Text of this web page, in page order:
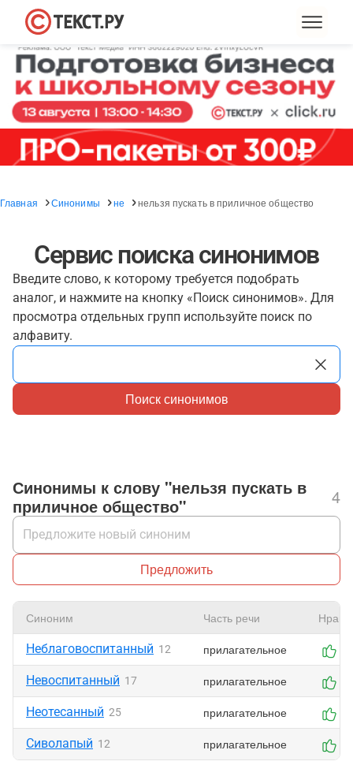
Главная Синонимы не нельзя пускать в приличное общество
Сервис поиска синонимов
Введите слово, к которому требуется подобрать
аналог, и нажмите на кнопку «Поиск синонимов». Для
просмотра отдельных групп используйте поиск по
алфавиту.
Поиск синонимов
Синонимы к слову "нельзя пускать в
приличное общество"
4
Предложить
Синоним Часть речи
Неблаговоспитанный 12 прилагательное
Невоспитанный 17 прилагательное
Неотесанный 25 прилагательное
Сиволапый 12 прилагательное